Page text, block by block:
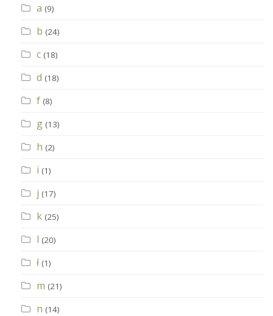
a (9)
b (24)
c (18)
d (18)
f (8)
g (13)
h (2)
i (1)
j (17)
k (25)
l (20)
ł (1)
m (21)
n (14)